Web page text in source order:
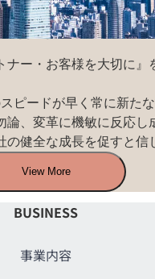
CONCEPT
ナー・お客様を大切に』
ピードが早く常に新た
、変革に機敏に反応し
健全な成長を促すと信
View More
BUSINESS
事業内容